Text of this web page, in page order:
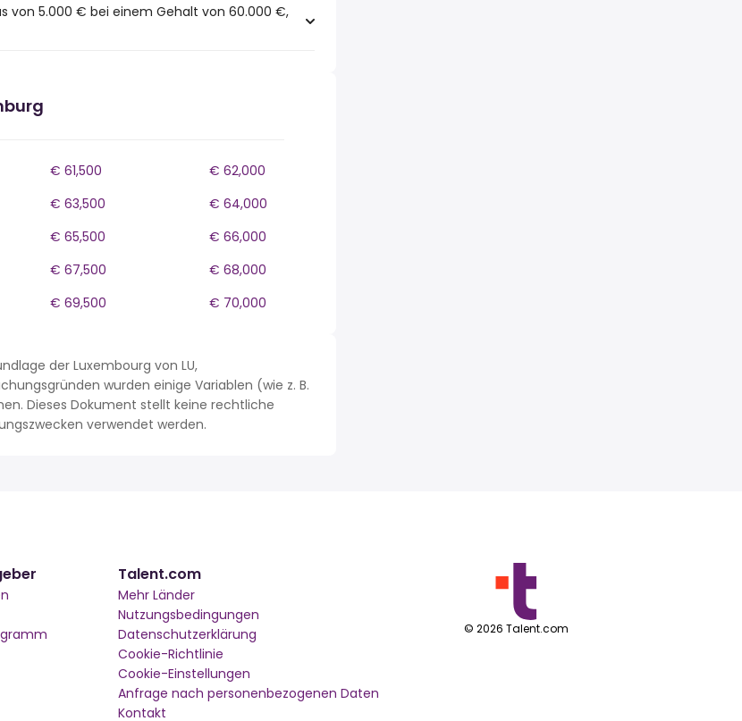
von 5.000 € bei einem Gehalt von 60.000 €,
€ 61,500
€ 62,000
€ 63,500
€ 64,000
€ 65,500
€ 66,000
€ 67,500
€ 68,000
€ 69,500 € 70,000
der Luxembourg von LU,
wurden einige Variablen (wie z. B.
Dieses Dokument stellt keine rechtliche
verwendet werden.
Talent.com
Mehr Länder
Nutzungsbedingungen
Datenschutzerklärung
Cookie-Richtlinie
Cookie-Einstellungen
Anfrage nach personenbezogenen Daten
Kontakt
© 2026 Talent.com